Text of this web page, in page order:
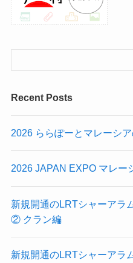
Recent Posts
2026 ららぽーとマレーシ
2026 JAPAN EXPO マレー
新規開通のLRTシャーアラ
② クラン編
新規開通のLRTシャーアラ